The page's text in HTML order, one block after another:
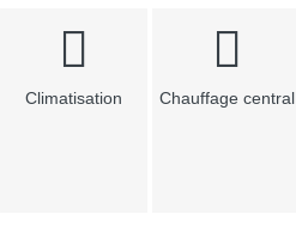
Climatisation Chauffage central